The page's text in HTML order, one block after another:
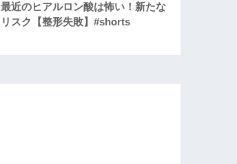
最近のヒアルロン酸は怖い！新たな
リスク【整形失敗】#shorts